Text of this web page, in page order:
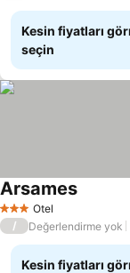
Kesin fiyatları
seçin
3 YıldızOtel
Arsames
/ Değerlendirme yok
Kesin fiyatları